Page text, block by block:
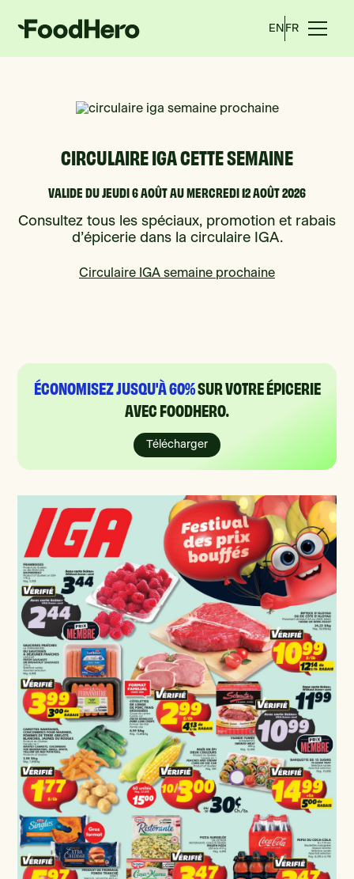
EN FR
CIRCULAIRE IGA CETTE SEMAINE
VALIDE DU JEUDI 6 AOÛT AU MERCREDI 12 AOÛT 2026
Consultez tous les spéciaux, promotion et rabais
d’épicerie dans la circulaire IGA.
Circulaire IGA semaine prochaine
ÉCONOMISEZ JUSQU'À 60%SUR VOTRE ÉPICERIE
AVEC FOODHERO.
Télécharger